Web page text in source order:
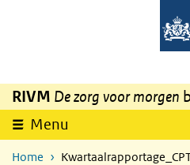
Overslaan en naar de inhoud gaan
RIVM De zorg voor morgen
Menu
Home